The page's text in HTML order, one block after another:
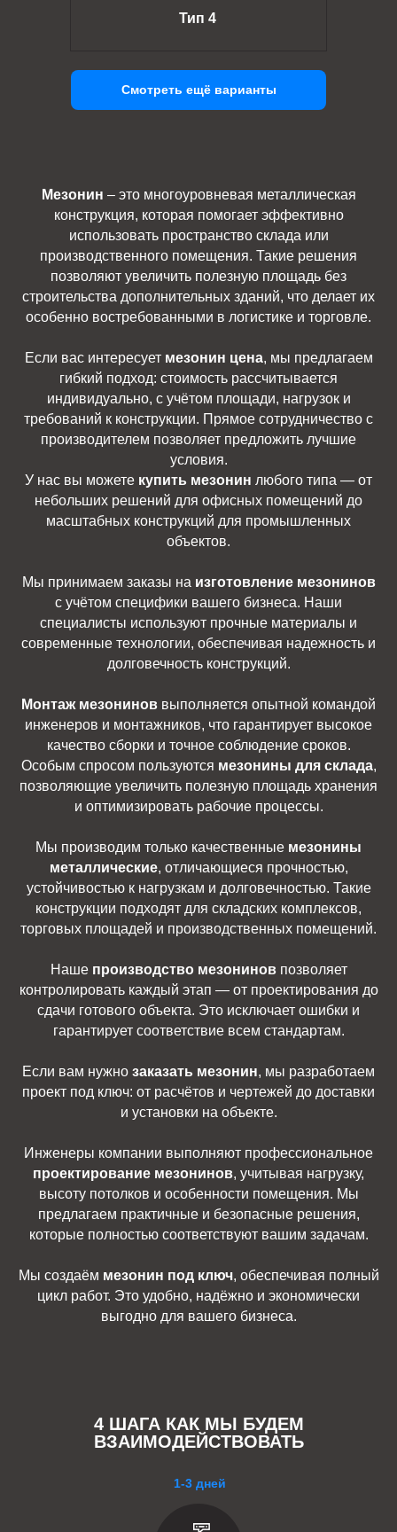
Тип 4
Смотреть ещё варианты
Мезонин – это многоуровневая металлическая
конструкция, которая помогает эффективно
использовать пространство склада или
производственного помещения. Такие решения
позволяют увеличить полезную площадь без
строительства дополнительных зданий, что делает их
особенно востребованными в логистике и торговле.
Если вас интересует мезонин цена, мы предлагаем
гибкий подход: стоимость рассчитывается
индивидуально, с учётом площади, нагрузок и
требований к конструкции. Прямое сотрудничество с
производителем позволяет предложить лучшие
условия.
У нас вы можете купить мезонин любого типа — от
небольших решений для офисных помещений до
масштабных конструкций для промышленных
объектов.
Мы принимаем заказы на изготовление мезонинов
с учётом специфики вашего бизнеса. Наши
специалисты используют прочные материалы и
современные технологии, обеспечивая надежность и
долговечность конструкций.
Монтаж мезонинов выполняется опытной командой
инженеров и монтажников, что гарантирует высокое
качество сборки и точное соблюдение сроков.
Особым спросом пользуются мезонины для склада,
позволяющие увеличить полезную площадь хранения
и оптимизировать рабочие процессы.
Мы производим только качественные мезонины
металлические, отличающиеся прочностью,
устойчивостью к нагрузкам и долговечностью. Такие
конструкции подходят для складских комплексов,
торговых площадей и производственных помещений.
Наше производство мезониновпозволяет
контролировать каждый этап — от проектирования до
сдачи готового объекта. Это исключает ошибки и
гарантирует соответствие всем стандартам.
Если вам нужно заказать мезонин, мы разработаем
проект под ключ: от расчётов и чертежей до доставки
и установки на объекте.
Инженеры компании выполняют профессиональное
проектирование мезонинов, учитывая нагрузку,
высоту потолков и особенности помещения. Мы
предлагаем практичные и безопасные решения,
которые полностью соответствуют вашим задачам.
Мы создаём мезонин под ключ, обеспечивая полный
цикл работ. Это удобно, надёжно и экономически
выгодно для вашего бизнеса.
4 ШАГА КАК МЫ БУДЕМ
ВЗАИМОДЕЙСТВОВАТЬ
1-3 дней